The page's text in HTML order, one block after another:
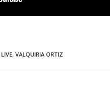
LIVE, VALQUIRIA ORTIZ